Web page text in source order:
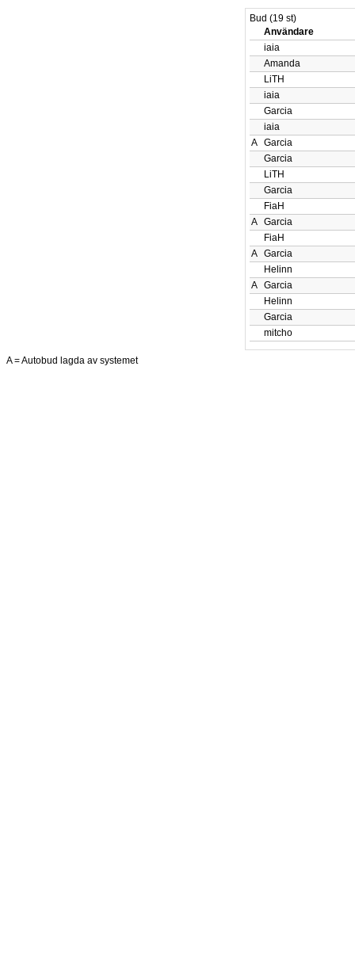
Bud (19 st)
Användare
iaia
Amanda
LiTH
iaia
Garcia
iaia
A Garcia
Garcia
LiTH
Garcia
FiaH
A Garcia
FiaH
A Garcia
Helinn
A Garcia
Helinn
Garcia
mitcho
A = Autobud lagda av systemet